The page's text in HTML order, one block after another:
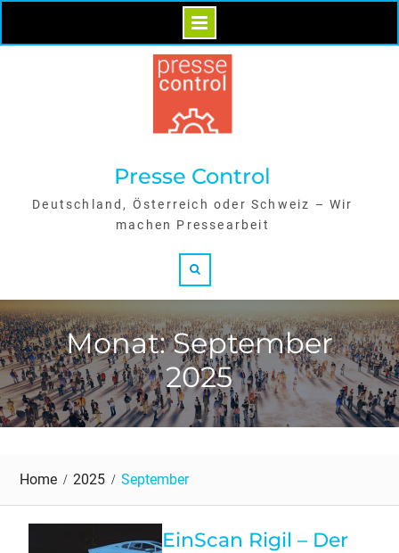
Skip
Presse Control
Deutschland, Österreich oder Schweiz – Wir
machen Pressearbeit
Monat: September
2025
Home 2025 September
EinScan Rigil – Der